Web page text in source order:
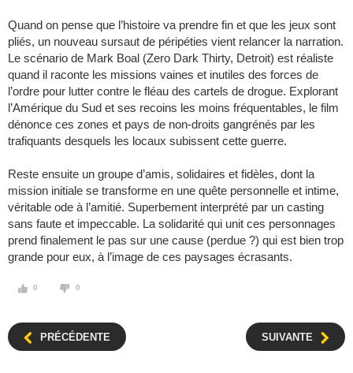
Quand on pense que l’histoire va prendre fin et que les jeux sont
pliés, un nouveau sursaut de péripéties vient relancer la narration.
Le scénario de Mark Boal (Zero Dark Thirty, Detroit) est réaliste
quand il raconte les missions vaines et inutiles des forces de
l’ordre pour lutter contre le fléau des cartels de drogue. Explorant
l’Amérique du Sud et ses recoins les moins fréquentables, le film
dénonce ces zones et pays de non-droits gangrénés par les
trafiquants desquels les locaux subissent cette guerre.
Reste ensuite un groupe d’amis, solidaires et fidèles, dont la
mission initiale se transforme en une quête personnelle et intime,
véritable ode à l’amitié. Superbement interprété par un casting
sans faute et impeccable. La solidarité qui unit ces personnages
prend finalement le pas sur une cause (perdue ?) qui est bien trop
grande pour eux, à l’image de ces paysages écrasants.
0 0
PRÉCÉDENTE SUIVANTE